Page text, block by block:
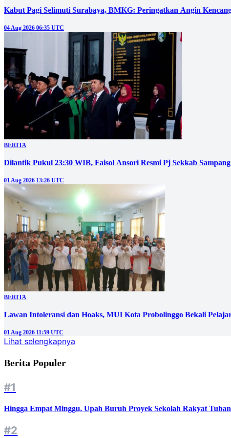
Kabut Pagi Selimuti Surabaya, BMKG: Peringatkan Angin
04 Aug 2026 06:35 UTC
BERITA
Dilantik Pukul 23:30 WIB, Faisol Ansori Resmi Pj Sekkab Sampang
01 Aug 2026 13:26 UTC
BERITA
‎Lawan Intoleransi dan Hoaks, MUI Kota Probolinggo Bekali
01 Aug 2026 11:59 UTC
Lihat selengkapnya
Berita Populer
#1
Hingga Empat Minggu, Upah Buruh Proyek Sekolah Rakyat
#2